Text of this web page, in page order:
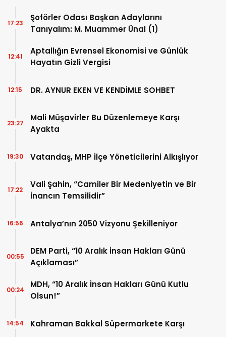
Şoförler Odası Başkan Adaylarını
Tanıyalım: M. Muammer Ünal (1)
17:23
Aptallığın Evrensel Ekonomisi ve Günlük
Hayatın Gizli Vergisi
12:41
DR. AYNUR EKEN VE KENDİMLE SOHBET
12:15
Mali Müşavirler Bu Düzenlemeye Karşı
Ayakta
23:27
Vatandaş, MHP İlçe Yöneticilerini Alkışlıyor
19:30
Vali Şahin, “Camiler Bir Medeniyetin ve Bir
İnancın Temsilidir”
17:22
Antalya’nın 2050 Vizyonu Şekilleniyor
16:56
DEM Parti, “10 Aralık İnsan Hakları Günü
Açıklaması”
00:55
MDH, “10 Aralık İnsan Hakları Günü Kutlu
Olsun!”
00:24
Kahraman Bakkal Süpermarkete Karşı
14:54